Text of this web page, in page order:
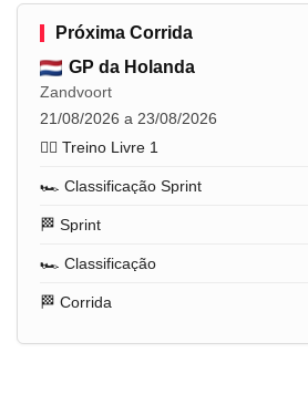
Próxima Corrida
GP da Holanda
Zandvoort
21/08/2026 a 23/08/2026
🏋️‍♂️ Treino Livre 1
🏎️ Classificação Sprint
🏁 Sprint
🏎️ Classificação
🏁 Corrida